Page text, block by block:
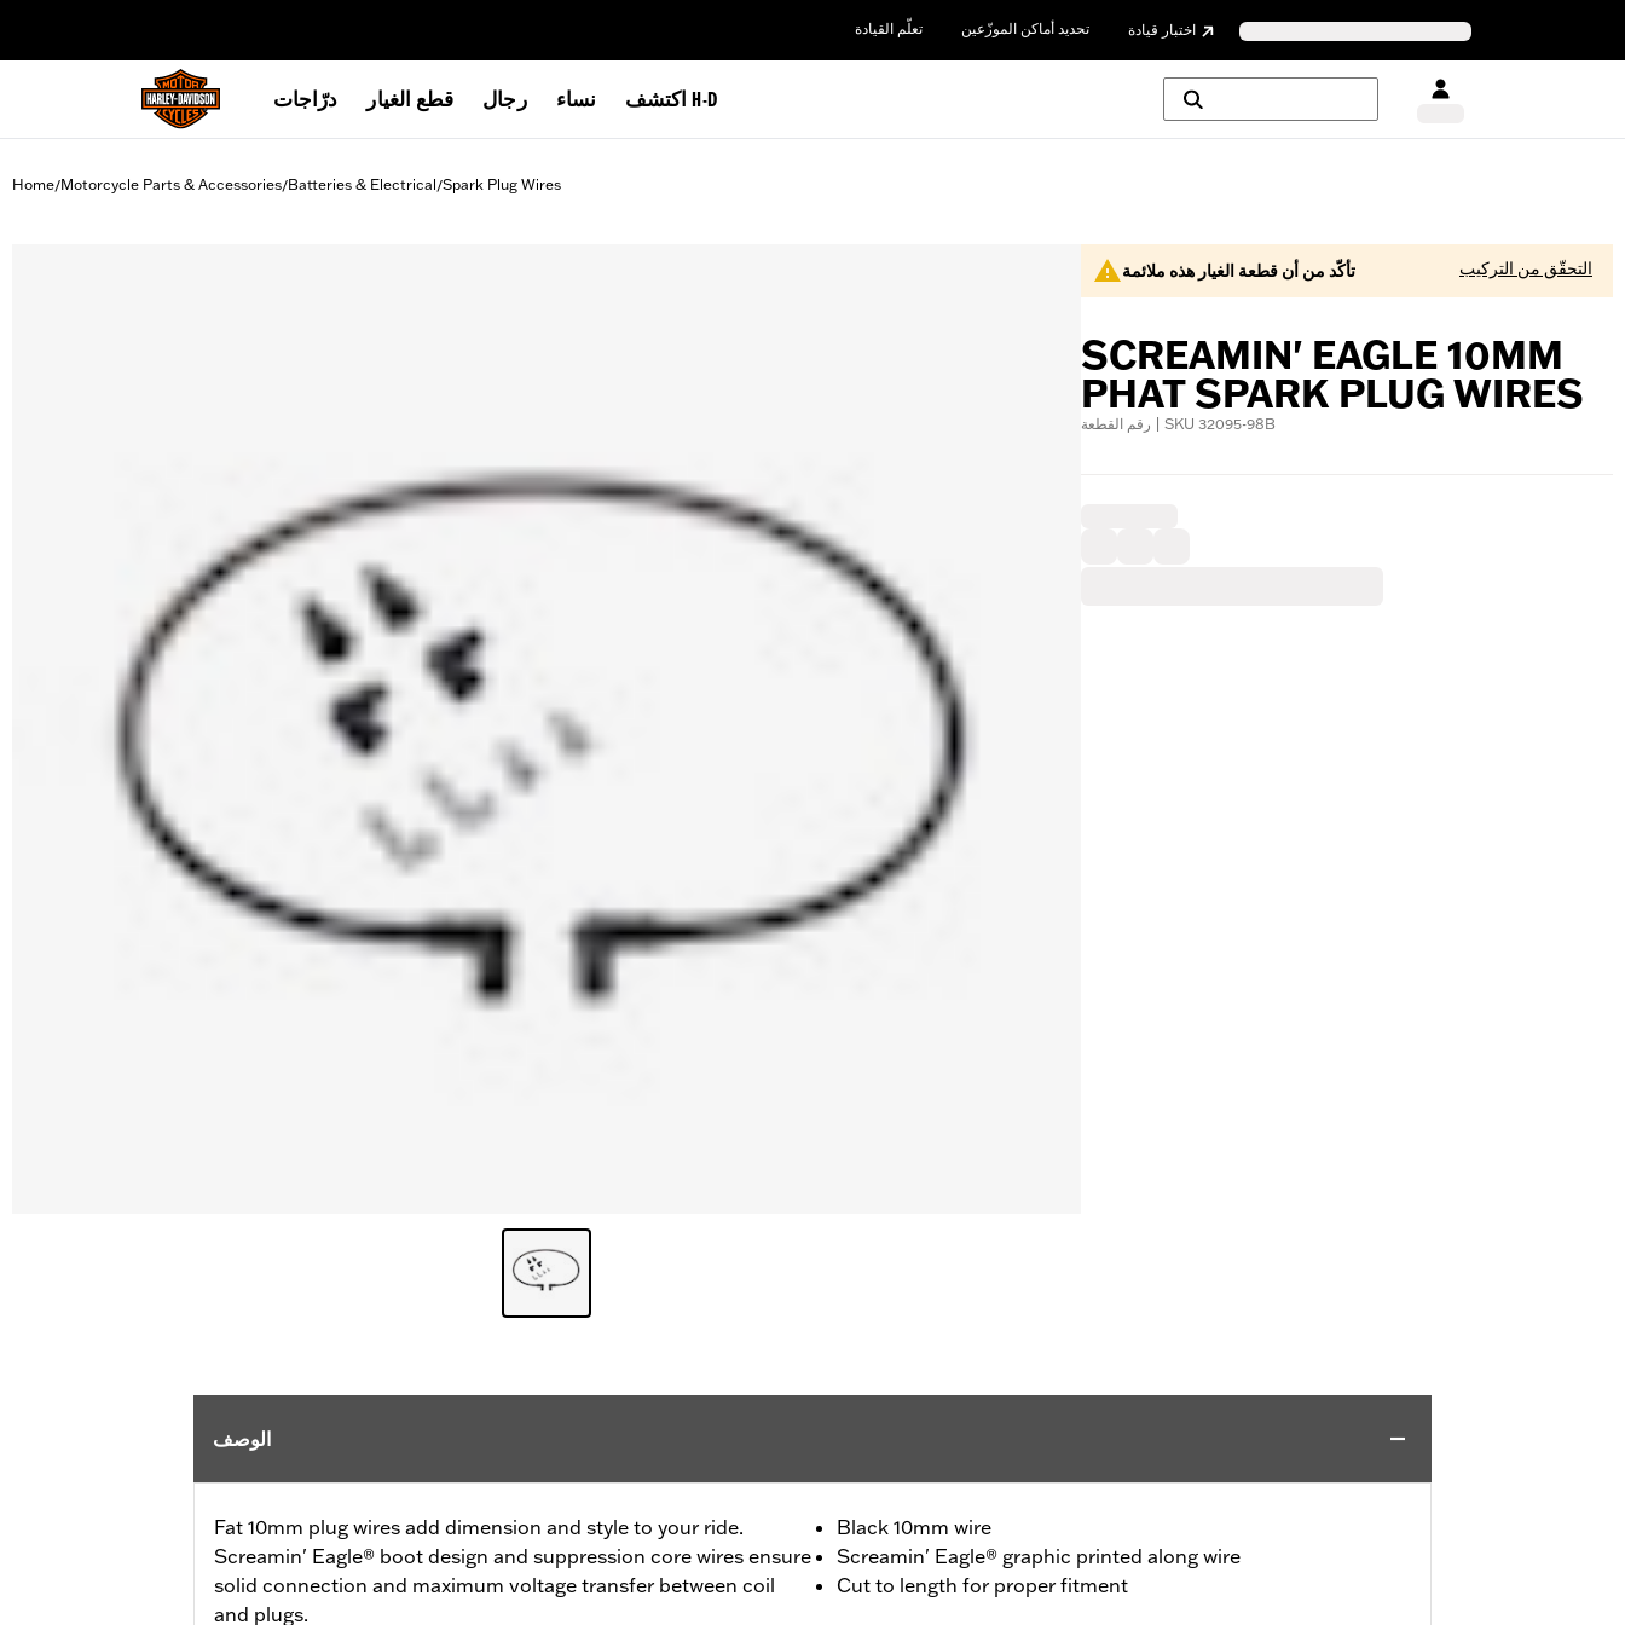
تعلّم القيادة تحديد أماكن الموزّعين اختبار قيادة
درّاجات قطع الغيار رجال نساء اكتشف H-D
Home/Motorcycle Parts & Accessories/Batteries & Electrical/Spark Plug Wires
تأكّد من أن قطعة الغيار هذه ملائمة التحقّق من التركيب
SCREAMIN' EAGLE 10MM
PHAT SPARK PLUG WIRES
رقم القطعة | SKU 32095-98B
الوصف
Fat 10mm plug wires add dimension and style to your ride.
Screamin' Eagle® boot design and suppression core wires ensure
solid connection and maximum voltage transfer between coil
and plugs.
Black 10mm wire
Screamin' Eagle® graphic printed along wire
Cut to length for proper fitment